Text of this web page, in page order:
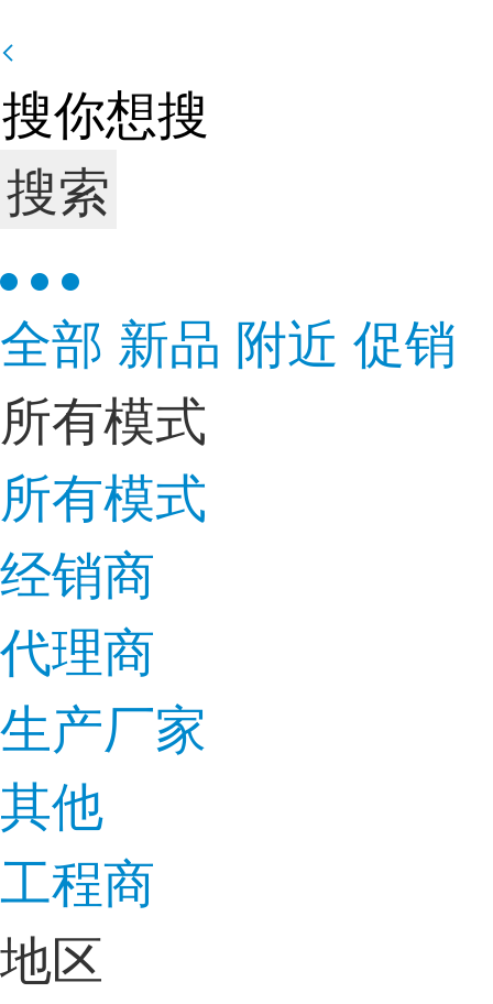
搜索
全部 新品 附近 促销
所有模式
所有模式
经销商
代理商
生产厂家
其他
工程商
地区